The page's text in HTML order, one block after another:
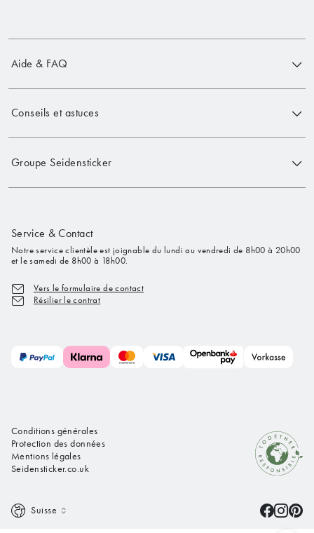
Aide & FAQ
Conseils et astuces
Groupe Seidensticker
Service & Contact
Notre service clientèle est joignable du lundi au vendredi de 8h00 à 20h00
et le samedi de 8h00 à 18h00.
Vers le formulaire de contact
Résilier le contrat
Conditions générales
Protection des données
Mentions légales
Seidensticker.co.uk
Suisse